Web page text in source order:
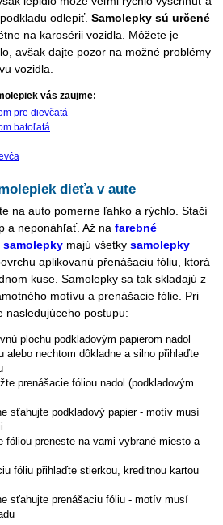
odlepiť. Samolepky sú určené
na karosérii vozidla. Môžete je
avšak dajte pozor na možné problémy
vozidla.
vás zaujme:
pre dievčatá
batoľatá
dieťa v aute
na auto pomerne ľahko a rýchlo. Stačí
a neponáhľať. Až na farebné
samolepky majú všetky samolepky
aplikovanú přenášaciu fóliu, ktorá
kuse. Samolepky sa tak skladajú z
motívu a prenášacie fólie. Pri
nasledujúceho postupu:
plochu podkladovým papierom nadol
alebo nechtom dôkladne a silno přihlaďte
prenášacie fóliou nadol (podkladovým
sťahujte podkladový papier - motív musí
fóliou preneste na vami vybrané miesto a
fóliu přihlaďte stierkou, kreditnou kartou
sťahujte prenášaciu fóliu - motív musí